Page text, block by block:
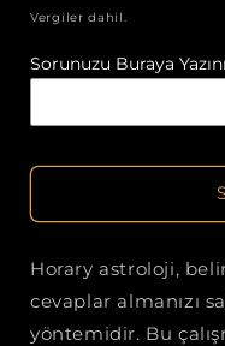
fiyat
Vergiler dahil.
Sorunuzu Buraya
Horary astroloji,
cevaplar almanızı
yöntemidir. Bu